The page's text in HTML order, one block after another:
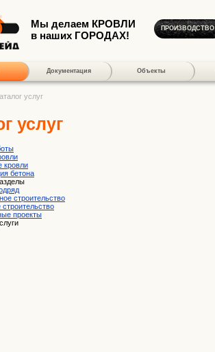
Мы делаем КРОВЛИ
в наших ГОРОДАХ!
ПРОИЗВОДСТВО
Документация Объекты
услуг
услуг
кровли
бетона
строительство
строительство
проекты